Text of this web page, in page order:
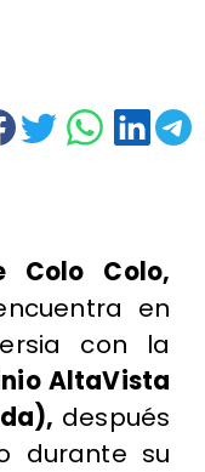
Colo Colo,
en
con la
AltaVista
después
durante su